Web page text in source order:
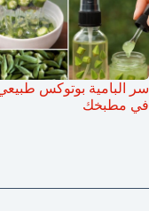
سر البامية بوتوكس
في مطبخك